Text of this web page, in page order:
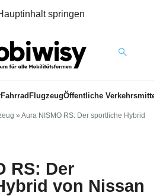
springen
Fahrrad FlugzeugÖffentliche Verkehrsmittel
» Aura NISMO RS: Der sportliche Hybrid
RS: Der
von Nissan